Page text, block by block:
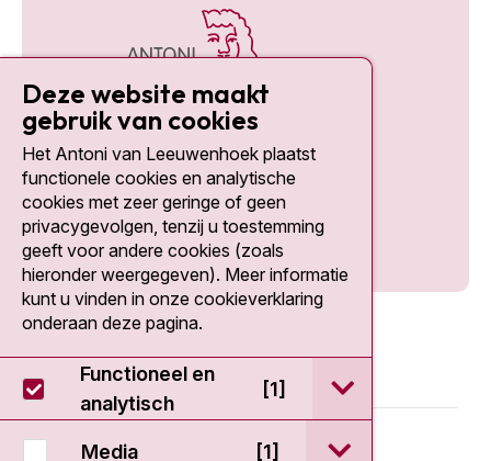
Social media
© 2026 - Antoni van Leeuwenhoek
Deze website maakt
gebruik van cookies
Het Antoni van Leeuwenhoek plaatst
functionele cookies en analytische
cookies met zeer geringe of geen
privacygevolgen, tenzij u toestemming
geeft voor andere cookies (zoals
hieronder weergegeven). Meer informatie
kunt u vinden in onze cookieverklaring
onderaan deze pagina.
Functioneel en
analytisch
[1] open / sluit
Media [1] open / sluit